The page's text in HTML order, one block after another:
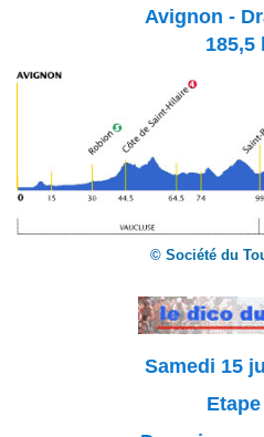
Avignon -
185,5
© Société du
Samedi 15